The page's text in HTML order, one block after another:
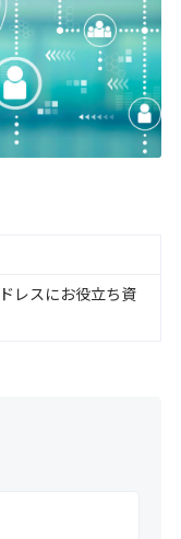
レスにお役立ち資